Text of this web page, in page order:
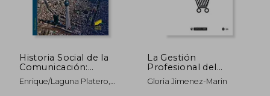
Historia Social de la
Comunicación:
Mediaciones y
Públicos
Enrique/Laguna Platero,
La Gestión
Profesional del
Merchandising
Gloria Jimenez-Marin